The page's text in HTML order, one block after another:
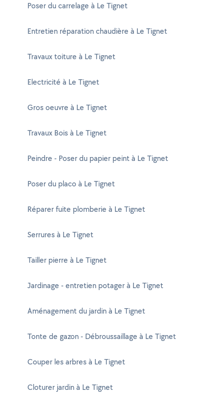
Poser du carrelage à Le Tignet
Entretien réparation chaudière à Le Tignet
Travaux toiture à Le Tignet
Electricité à Le Tignet
Gros oeuvre à Le Tignet
Travaux Bois à Le Tignet
Peindre - Poser du papier peint à Le Tignet
Poser du placo à Le Tignet
Réparer fuite plomberie à Le Tignet
Serrures à Le Tignet
Tailler pierre à Le Tignet
Jardinage - entretien potager à Le Tignet
Aménagement du jardin à Le Tignet
Tonte de gazon - Débroussaillage à Le Tignet
Couper les arbres à Le Tignet
Cloturer jardin à Le Tignet